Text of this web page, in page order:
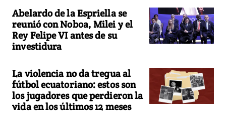
Abelardo de la Espriella se
reunió con Noboa, Milei y el
Rey Felipe VI antes de su
investidura
La violencia no da tregua al
fútbol ecuatoriano: estos son
los jugadores que perdieron la
vida en los últimos 12 meses